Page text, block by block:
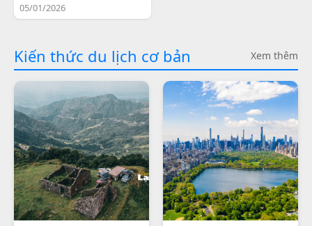
05/01/2026
Kiến thức du lịch cơ bản Xem thêm